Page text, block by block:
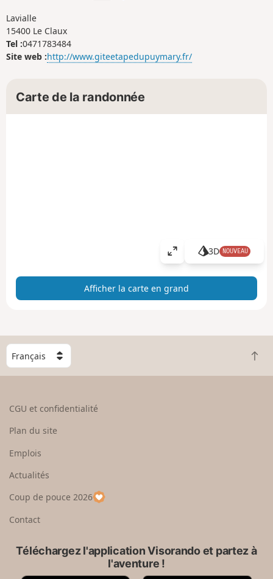
Lavialle
15400 Le Claux
Tel :0471783484
Site web :http://www.giteetapedupuymary.fr/
Carte de la randonnée
A
c
r
3D NOUVEAU
Afficher la carte en grand
C
h
o
e
u
p
a
R
e
CGU et confidentialité
Plan du site
Emplois
Actualités
Coup de pouce 2026
Contact
Téléchargez l'application Visorando et partez à
l'aventure !